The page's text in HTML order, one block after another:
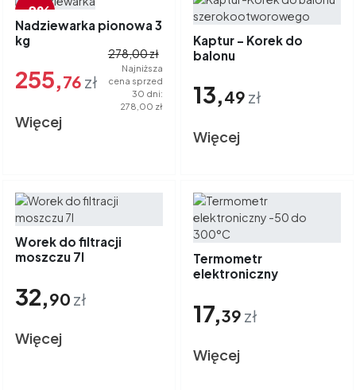
-8%
Nadziewarka pionowa 3
kg
255,76 zł
278,00 zł
Najniższa
cena sprzed
30 dni:
278,00 zł
Więcej
Kaptur - Korek do
balonu
13,49 zł
Więcej
Worek do filtracji
moszczu 7l
32,90 zł
Więcej
Termometr
elektroniczny
17,39 zł
Więcej